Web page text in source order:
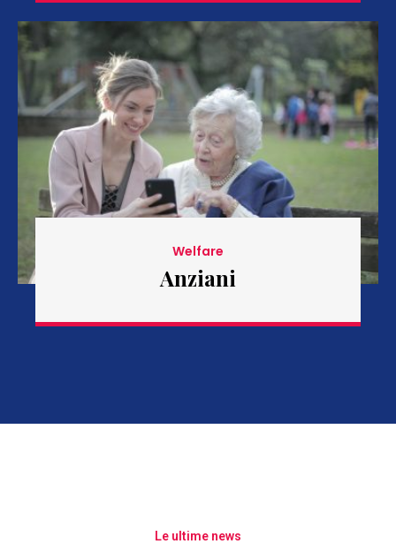
Welfare
Anziani
Le ultime news